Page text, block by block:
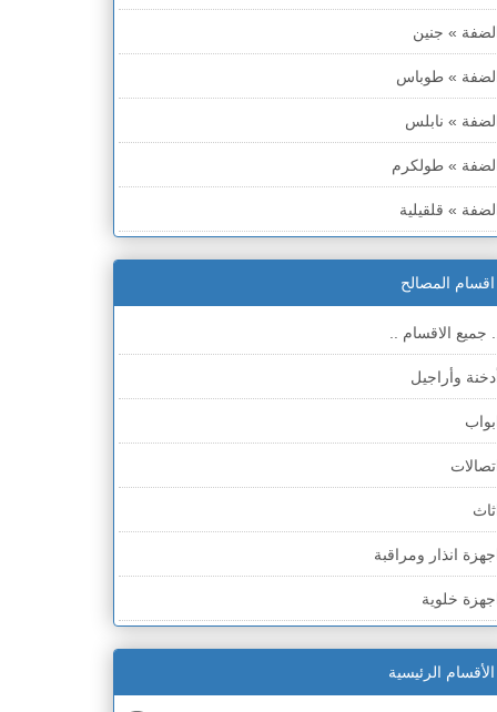
» جنين
» طوباس
» نابلس
» طولكرم
» قلقيلية
الضفة » رام الله والبيره
» أريحا
» الخليل
» بيت لحم
غزة
الأخضر » حيفا
الأخضر » رهط
الأخضر » أم الفحم
الأخضر » الناصرة
الأخضر » عكا ونهاريا
اقسام المصالح
جميع الاقسام ..
وأراجيل
انذار ومراقبة
خلوية
اجهزة كهربائية
الأقسام الرئيسية